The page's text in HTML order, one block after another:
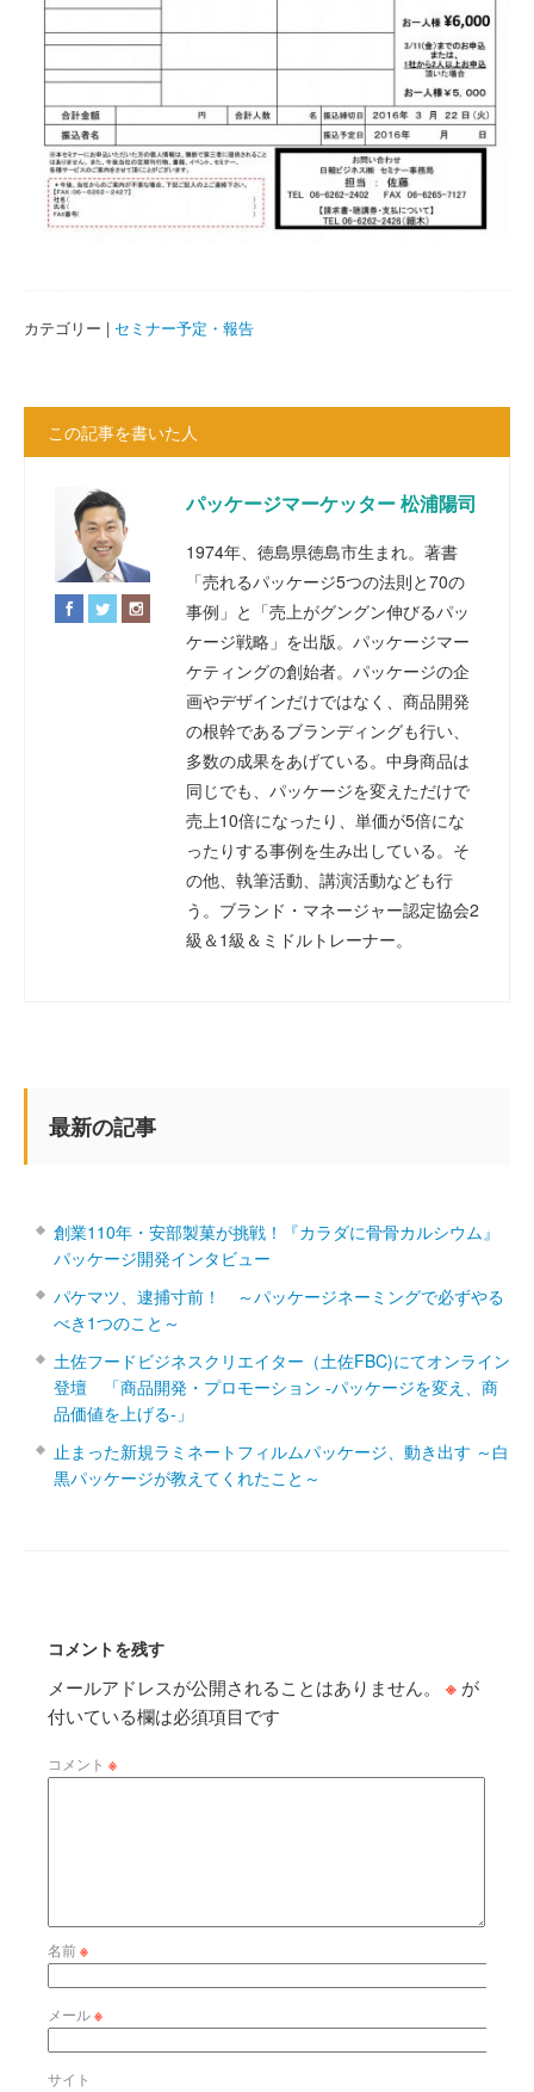
カテゴリー | セミナー予定・報告
この記事を書いた人
パッケージマーケッター 松浦陽司
1974年、徳島県徳島市生まれ。著書
「売れるパッケージ5つの法則と70の
事例」と「売上がグングン伸びるパッ
ケージ戦略」を出版。パッケージマー
ケティングの創始者。パッケージの企
画やデザインだけではなく、商品開発
の根幹であるブランディングも行い、
多数の成果をあげている。中身商品は
同じでも、パッケージを変えただけで
売上10倍になったり、単価が5倍にな
ったりする事例を生み出している。そ
の他、執筆活動、講演活動なども行
う。ブランド・マネージャー認定協会2
級＆1級＆ミドルトレーナー。
最新の記事
創業110年・安部製菓が挑戦！『カラダに骨骨カルシウム』
パッケージ開発インタビュー
パケマツ、逮捕寸前！ ～パッケージネーミングで必ずやる
べき1つのこと～
土佐フードビジネスクリエイター（土佐FBC)にてオンライン
登壇 「商品開発・プロモーション ‐パッケージを変え、商
品価値を上げる‐」
止まった新規ラミネートフィルムパッケージ、動き出す ～白
黒パッケージが教えてくれたこと～
コメントを残す
メールアドレスが公開されることはありません。 ※ が
付いている欄は必須項目です
コメント ※
名前※
メール※
サイト